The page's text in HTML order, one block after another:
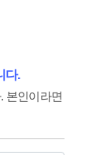
다.
본인이라면